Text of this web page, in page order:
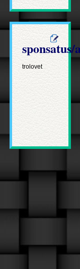
sponsatus/
trolovet